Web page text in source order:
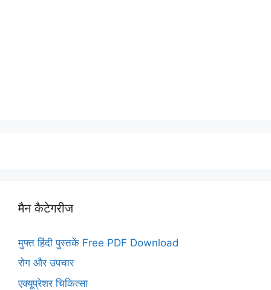
मैन कैटेगरीज
मुफ्त हिंदी पुस्तकें Free PDF Download
रोग और उपचार
एक्यूप्रेशर चिकित्सा